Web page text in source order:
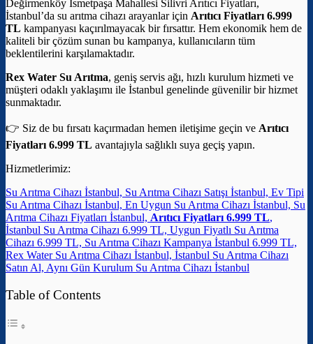
Değirmenköy İsmetpaşa Mahallesi Silivri Arıtıcı Fiyatları,
İstanbul’da su arıtma cihazı arayanlar için Arıtıcı Fiyatları 6.999
TL kampanyası kaçırılmayacak bir fırsattır. Hem ekonomik hem de
kaliteli bir çözüm sunan bu kampanya, kullanıcıların tüm
beklentilerini karşılamaktadır.
Rex Water Su Arıtma, geniş servis ağı, hızlı kurulum hizmeti ve
müşteri odaklı yaklaşımı ile İstanbul genelinde güvenilir bir hizmet
sunmaktadır.
👉 Siz de bu fırsatı kaçırmadan hemen iletişime geçin ve Arıtıcı
Fiyatları 6.999 TL avantajıyla sağlıklı suya geçiş yapın.
Hizmetlerimiz:
Su Arıtma Cihazı İstanbul, Su Arıtma Cihazı Satışı İstanbul, Ev Tipi
Su Arıtma Cihazı İstanbul, En Uygun Su Arıtma Cihazı İstanbul, Su
Arıtma Cihazı Fiyatları İstanbul, Arıtıcı Fiyatları 6.999 TL,
İstanbul Su Arıtma Cihazı 6.999 TL, Uygun Fiyatlı Su Arıtma
Cihazı 6.999 TL, Su Arıtma Cihazı Kampanya İstanbul 6.999 TL,
Rex Water Su Arıtma Cihazı İstanbul, İstanbul Su Arıtma Cihazı
Satın Al, Aynı Gün Kurulum Su Arıtma Cihazı İstanbul
Table of Contents